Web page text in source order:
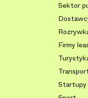
Sektor
Firmy
Startupy